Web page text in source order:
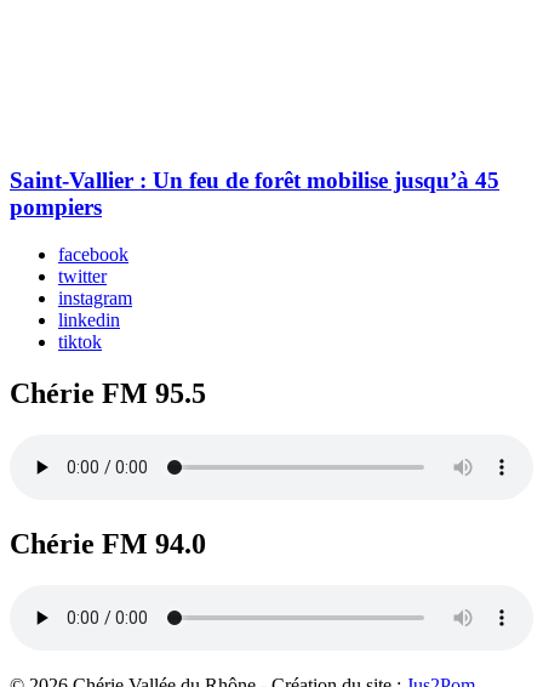
Saint-Vallier : Un feu de forêt mobilise jusqu’à 45
pompiers
facebook
twitter
instagram
linkedin
tiktok
Chérie FM 95.5
Chérie FM 94.0